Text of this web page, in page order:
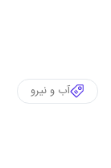
آب و نیرو